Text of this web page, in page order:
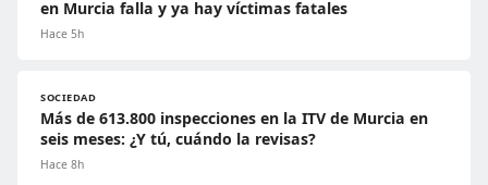
en Murcia falla y ya hay víctimas fatales
Hace 5h
SOCIEDAD
Más de 613.800 inspecciones en la ITV de Murcia en
seis meses: ¿Y tú, cuándo la revisas?
Hace 8h